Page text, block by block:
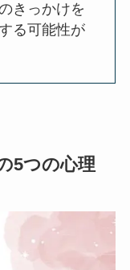
きっかけを
る可能性が
5つの心理